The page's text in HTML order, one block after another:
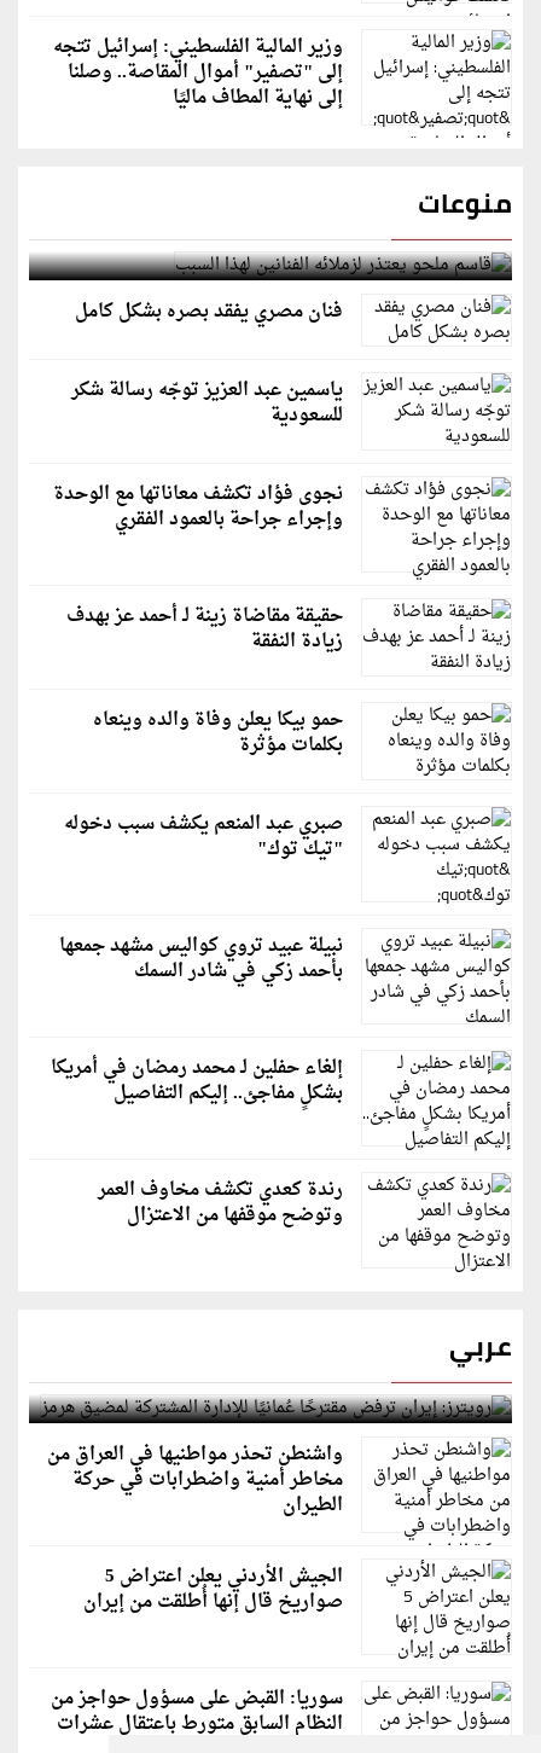
وزير المالية الفلسطيني: إسرائيل تتجه
إلى "تصفير" أموال المقاصة.. وصلنا
إلى نهاية المطاف ماليًا
منوعات
قاسم ملحو يعتذر لزملائه الفنانين لهذا السبب
فنان مصري يفقد بصره بشكل كامل
ياسمين عبد العزيز توجّه رسالة شكر
للسعودية
نجوى فؤاد تكشف معاناتها مع الوحدة
وإجراء جراحة بالعمود الفقري
حقيقة مقاضاة زينة لـ أحمد عز بهدف
زيادة النفقة
حمو بيكا يعلن وفاة والده وينعاه
بكلمات مؤثرة
صبري عبد المنعم يكشف سبب دخوله
"تيك توك"
نبيلة عبيد تروي كواليس مشهد جمعها
بأحمد زكي في شادر السمك
إلغاء حفلين لـ محمد رمضان في أمريكا
بشكلٍ مفاجئ.. إليكم التفاصيل
رندة كعدي تكشف مخاوف العمر
وتوضح موقفها من الاعتزال
عربي
رويترز: إيران ترفض مقترحًا عُمانيًا للإدارة المشتركة
لمضيق هرمز
واشنطن تحذر مواطنيها في العراق من
مخاطر أمنية واضطرابات في حركة
الطيران
الجيش الأردني يعلن اعتراض 5
صواريخ قال إنها أُطلقت من إيران
سوريا: القبض على مسؤول حواجز من
النظام السابق متورط باعتقال عشرات